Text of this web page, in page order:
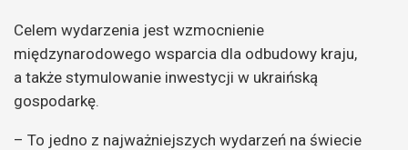
Celem wydarzenia jest wzmocnienie
międzynarodowego wsparcia dla odbudowy kraju,
a także stymulowanie inwestycji w ukraińską
gospodarkę.
– To jedno z najważniejszych wydarzeń na świecie